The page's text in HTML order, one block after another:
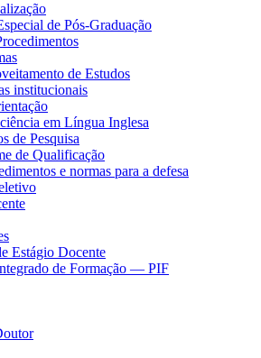
de Pós-Graduação
de Estudos
institucionais
em Língua Inglesa
de Pesquisa
de Qualificação
e normas para a defesa
Estágio Docente
de Formação — PIF